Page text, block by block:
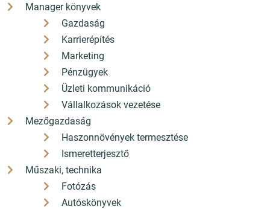
Manager könyvek
Gazdaság
Karrierépítés
Marketing
Pénzügyek
Üzleti kommunikáció
Vállalkozások vezetése
Mezőgazdaság
Haszonnövények termesztése
Ismeretterjesztő
Műszaki, technika
Fotózás
Autóskönyvek